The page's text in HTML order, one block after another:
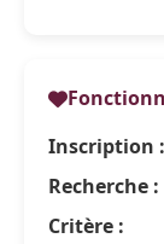
Inscription :
Recherche :
Critère :